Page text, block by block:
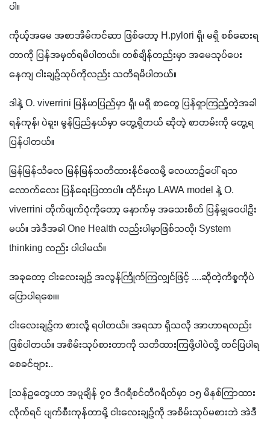
ပါ။
ကိုယ့်အမေ အစာအိမ်ကင်ဆာ ဖြစ်တော့ H.pylori ရှိ၊ မရှိ စစ်ဆေးရ
တာကို ပြန်အမှတ်ရမိပါတယ်။ တစ်ချိန်တည်းမှာ အ‌မေသုပ်ပေး
နေကျ ငါးချဉ်သုပ်ကိုလည်း သတိရမိပါတယ်။
ဒါနဲ့ O. viverrini မြန်မာပြည်မှာ ရှိ၊ မရှိ စာတွေ ပြန်ရှာကြည့်တဲ့အခါ
ရန်ကုန်၊ ပဲခူး၊ မွန်ပြည်နယ်မှာ တွေ့ရှိတယ် ဆိုတဲ့ စာတမ်းကို တွေ့ရ
ပြန်ပါတယ်။
မြန်မြန်သိလေ မြန်မြန်သတိထားနိုင်လေမို့ လေယာဉ်ပေါ် ရသ
လောက်လေး ပြန်ရေးပြတာပါ။ ထိုင်းမှာ LAWA model နဲ့ O.
viverrini တိုက်ဖျက်ပုံကိုတော့ နောက်မှ အသေးစိတ် ပြန်မျှဝေပါဦး
မယ်။ အဲဒီအခါ One Health လည်းပါမှာဖြစ်သလို၊ System
thinking လည်း ပါပါမယ်။
အခုတော့ ငါးလေးချဉ် အလွန်ကြိုက်ကြလျှင်ဖြင့် ....ဆိုတဲ့ကိစ္စကိုပဲ
ပြောပါရစေ။။
ငါးလေးချဉ်က စားလို့ ရပါတယ်။ အရသာ ရှိသလို အာဟာရလည်း
ဖြစ်ပါတယ်။ အစိမ်းသုပ်စားတာကို သတိထားကြဖို့ပါပဲလို့ တင်ပြပါရ
စေခင်ဗျား..
[သန်ဥတွေဟာ အပူချိန် ၇၀ ဒီဂရီစင်တီဂရိတ်မှာ ၁၅ မိနစ်ကြာထား
လိုက်ရင် ပျက်စီးကုန်တာမို့ ငါးလေးချဉ်ကို အစိမ်းသုပ်မစားဘဲ အဲဒီ